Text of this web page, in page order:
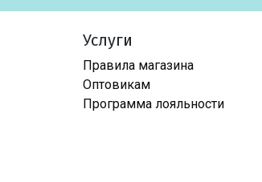
Услуги
Правила магазина
Оптовикам
Программа лояльности